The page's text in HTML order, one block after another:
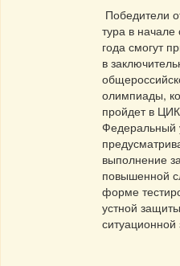
Победители
тура в
года смогут
в
олимпиады,
пройдет в
Федеральный
выполнение
повышенной
форме
устной
ситуационной